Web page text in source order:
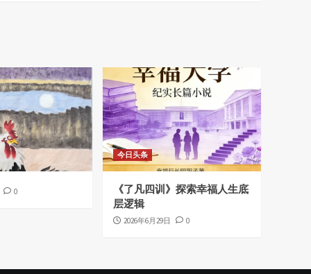
0
今日头条
《了凡四训》探索幸福人生底
层逻辑
2026年6月29日 0